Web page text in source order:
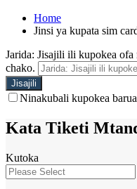
Home
Jinsi ya kupata sim
Jarida: Jisajili ili kupokea ofa
chako.
Ninakubali kupokea
Kata Tiketi
Kutoka